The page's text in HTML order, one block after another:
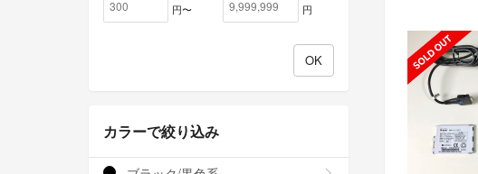
円〜 円
カラーで絞り込み